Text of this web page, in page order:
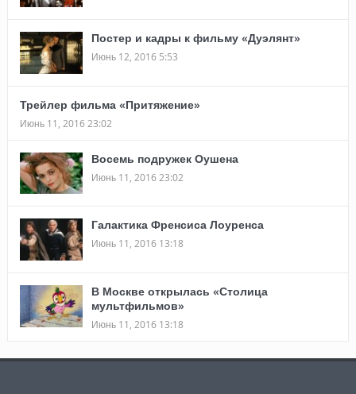
Постер и кадры к фильму «Дуэлянт»
Июнь 12, 2016 5:53
Трейлер фильма «Притяжение»
Июнь 11, 2016 23:02
Восемь подружек Оушена
Июнь 11, 2016 23:02
Галактика Френсиса Лоуренса
Июнь 11, 2016 13:18
В Москве открылась «Столица
мультфильмов»
Июнь 11, 2016 13:18